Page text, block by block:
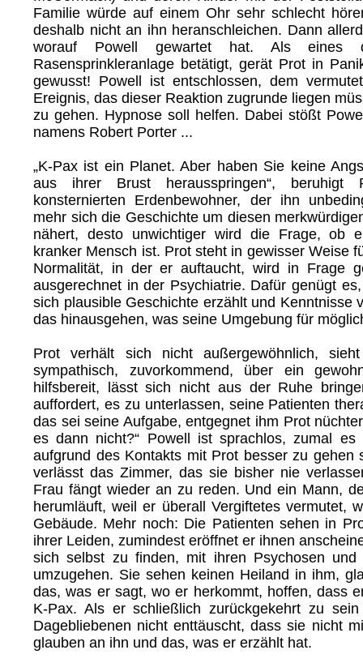
Familie würde auf einem Ohr sehr schlecht
deshalb nicht an ihn heranschleichen. Dann
worauf Powell gewartet hat. Als eines
Rasensprinkleranlage betätigt, gerät Prot in
gewusst! Powell ist entschlossen, dem
Ereignis, das dieser Reaktion zugrunde liegen
zu gehen. Hypnose soll helfen. Dabei stößt
namens Robert Porter ...
„K-Pax ist ein Planet. Aber haben Sie keine
aus ihrer Brust herausspringen“, beruhigt
konsternierten Erdenbewohner, der ihn
mehr sich die Geschichte um diesen
nähert, desto unwichtiger wird die Frage, ob
kranker Mensch ist. Prot steht in gewisser Weise
Normalität, in der er auftaucht, wird in Frage
ausgerechnet in der Psychiatrie. Dafür genügt
sich plausible Geschichte erzählt und Kenntnisse
das hinausgehen, was seine Umgebung für
Prot verhält sich nicht außergewöhnlich,
sympathisch, zuvorkommend, über ein
hilfsbereit, lässt sich nicht aus der Ruhe
auffordert, es zu unterlassen, seine Patienten
das sei seine Aufgabe, entgegnet ihm Prot
es dann nicht?“ Powell ist sprachlos, zumal es
aufgrund des Kontakts mit Prot besser zu gehen
verlässt das Zimmer, das sie bisher nie
Frau fängt wieder an zu reden. Und ein Mann,
herumläuft, weil er überall Vergiftetes vermutet,
Gebäude. Mehr noch: Die Patienten sehen in
ihrer Leiden, zumindest eröffnet er ihnen
sich selbst zu finden, mit ihren Psychosen und
umzugehen. Sie sehen keinen Heiland in ihm,
das, was er sagt, wo er herkommt, hoffen, dass
K-Pax. Als er schließlich zurückgekehrt zu
Dagebliebenen nicht enttäuscht, dass sie nicht
glauben an ihn und das, was er erzählt hat.